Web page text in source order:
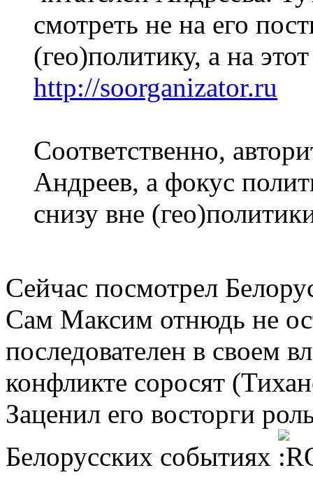
смотреть не на его
(гео)политику, а на
http://soorganizator.ru
Соответственно,
Андреев, а фокус
снизу вне
Сейчас посмотрел
Сам Максим отнюдь не
последователен в своем
конфликте соросят
Заценил его восторги
Белорусских событиях